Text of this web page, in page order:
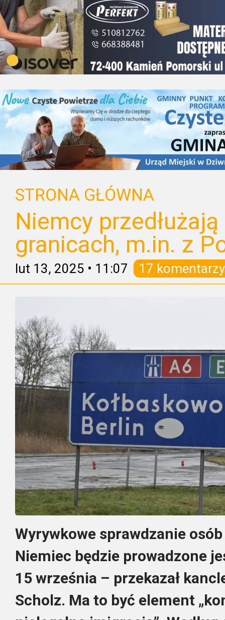
STRONA GŁÓWNA
Niemcy
granicach, m.in. z
lut 13, 2025 • 11:07 17 komentarzy
Wyrywkowe sprawdzanie
Niemiec będzie prowadzone
15 września – przekazał
Scholz. Ma to być element